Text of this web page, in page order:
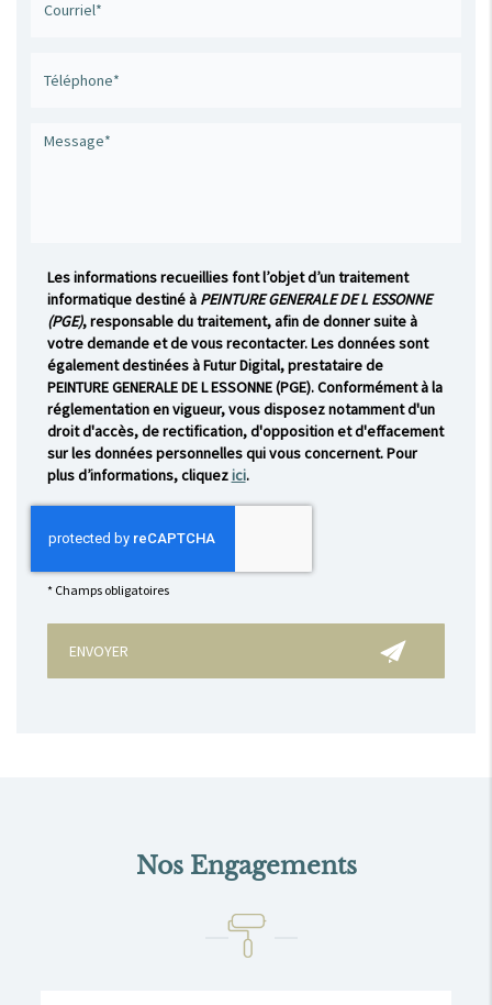
Les informations recueillies font l’objet d’un traitement
informatique destiné àPEINTURE GENERALE DE L ESSONNE
(PGE), responsable du traitement, afin de donner suite à
votre demande et de vous recontacter. Les données sont
également destinées à Futur Digital, prestataire de
PEINTURE GENERALE DE L ESSONNE (PGE). Conformément à la
réglementation en vigueur, vous disposez notamment d'un
droit d'accès, de rectification, d'opposition et d'effacement
sur les données personnelles qui vous concernent. Pour
plus d’informations, cliquezici.
* Champs obligatoires
Nos Engagements